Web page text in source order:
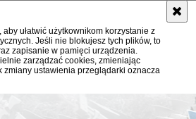
ułatwić użytkownikom korzystanie z
Jeśli nie blokujesz tych plików, to
zapisanie w pamięci urządzenia.
zarządzać cookies, zmieniając
zmiany ustawienia przeglądarki oznacza